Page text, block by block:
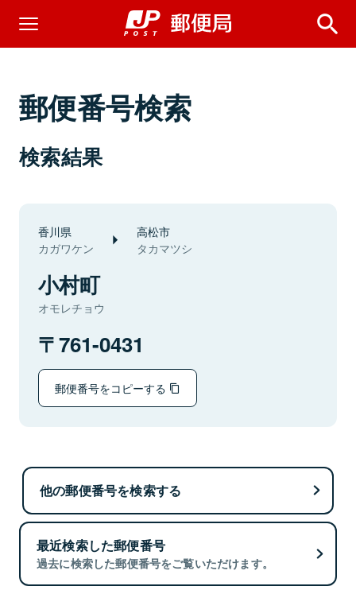
郵便番号検索
検索結果
香川県
カガワケン
高松市
タカマツシ
小村町
オモレチョウ
761-0431
郵便番号をコピーする
他の郵便番号を検索する
最近検索した郵便番号
過去に検索した郵便番号をご覧いただけます。